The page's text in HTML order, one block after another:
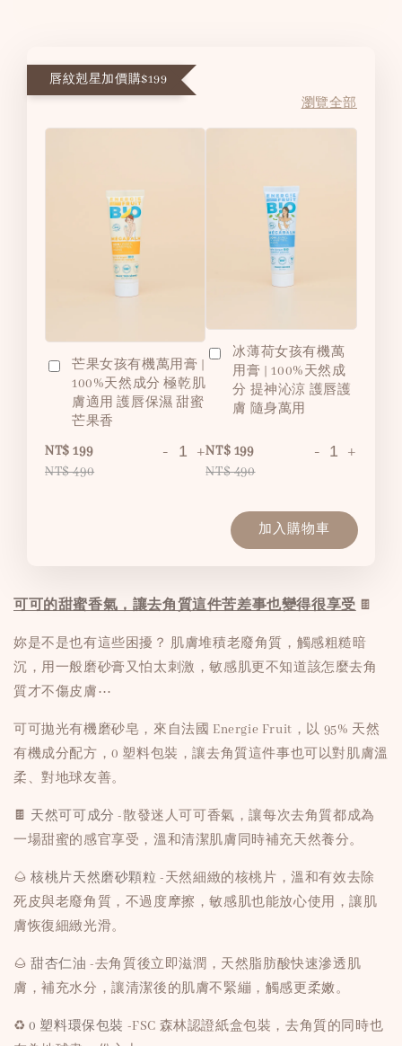
唇紋剋星加價購$199
瀏覽全部
芒果女孩有機萬用膏 |
100%天然成分 極乾肌
膚適用 護唇保濕 甜蜜
芒果香
NT$ 199
NT$ 490
- +
冰薄荷女孩有機萬
用膏 | 100%天然成
分 提神沁涼 護唇護
膚 隨身萬用
NT$ 199
NT$ 490
- +
加入購物車
可可的甜蜜香氣，讓去角質這件苦差事也變得很享受 🍫
妳是不是也有這些困擾？ 肌膚堆積老廢角質，觸感粗糙暗
沉，用一般磨砂膏又怕太刺激，敏感肌更不知道該怎麼去角
質才不傷皮膚⋯
可可拋光有機磨砂皂，來自法國 Energie Fruit，以 95% 天然
有機成分配方，0 塑料包裝，讓去角質這件事也可以對肌膚溫
柔、對地球友善。
🍫 天然可可成分 -散發迷人可可香氣，讓每次去角質都成為
一場甜蜜的感官享受，溫和清潔肌膚同時補充天然養分。
🌰核桃片天然磨砂顆粒 -天然細緻的核桃片，溫和有效去除
死皮與老廢角質，不過度摩擦，敏感肌也能放心使用，讓肌
膚恢復細緻光滑。
🌰甜杏仁油 -去角質後立即滋潤，天然脂肪酸快速滲透肌
膚，補充水分，讓清潔後的肌膚不緊繃，觸感更柔嫩。
♻️0 塑料環保包裝 -FSC 森林認證紙盒包裝，去角質的同時也